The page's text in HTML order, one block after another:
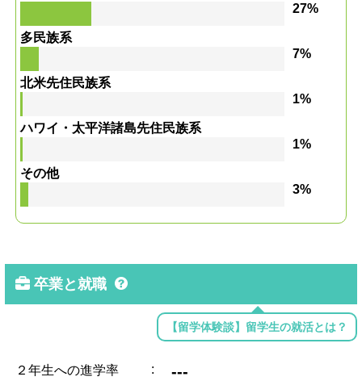
27%
多民族系
7%
北米先住民族系
1%
ハワイ・太平洋諸島先住民族系
1%
その他
3%
卒業と就職
【留学体験談】留学生の就活とは？
２年生への進学率 : ---